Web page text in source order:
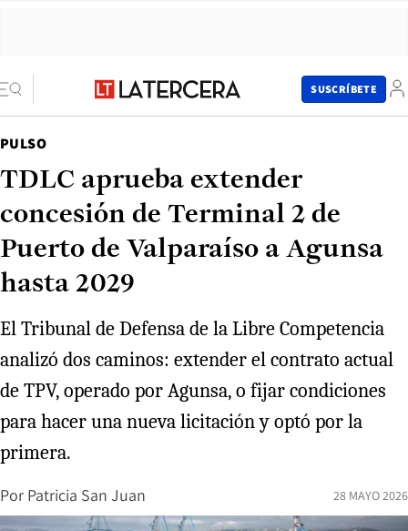
SUSCRÍBETE
PULSO
TDLC aprueba extender
concesión de Terminal 2 de
Puerto de Valparaíso a Agunsa
hasta 2029
El Tribunal de Defensa de la Libre Competencia
analizó dos caminos: extender el contrato actual
de TPV, operado por Agunsa, o fijar condiciones
para hacer una nueva licitación y optó por la
primera.
Por Patricia San Juan 28 MAYO 2026